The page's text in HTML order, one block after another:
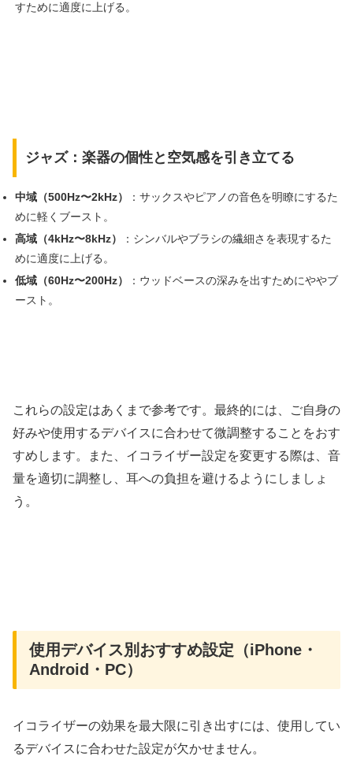
すために適度に上げる。
ジャズ：楽器の個性と空気感を引き立てる
中域（500Hz〜2kHz）
：サックスやピアノの音色を明瞭にするた
めに軽くブースト。
高域（4kHz〜8kHz）
：シンバルやブラシの繊細さを表現するた
めに適度に上げる。
低域（60Hz〜200Hz）
：ウッドベースの深みを出すためにややブ
ースト。
これらの設定はあくまで参考です。最終的には、ご自身の
好みや使用するデバイスに合わせて微調整することをおす
すめします。また、イコライザー設定を変更する際は、音
量を適切に調整し、耳への負担を避けるようにしましょ
う。
使用デバイス別おすすめ設定（iPhone・
Android・PC）
イコライザーの効果を最大限に引き出すには、使用してい
るデバイスに合わせた設定が欠かせません。